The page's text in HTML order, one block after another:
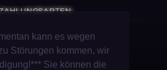
kann es wegen
Störungen kommen, wir
Sie können die